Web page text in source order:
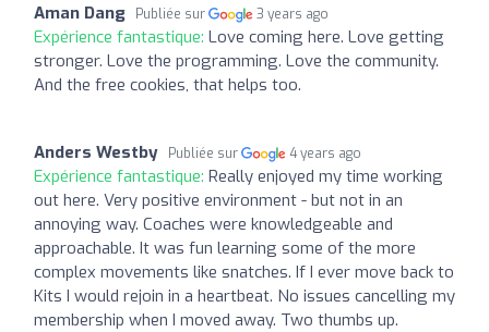
Aman Dang Publiée sur 3 years ago
Expérience fantastique: Love coming here. Love getting
stronger. Love the programming. Love the community.
And the free cookies, that helps too.
Anders Westby Publiée sur 4 years ago
Expérience fantastique: Really enjoyed my time working
out here. Very positive environment - but not in an
annoying way. Coaches were knowledgeable and
approachable. It was fun learning some of the more
complex movements like snatches. If I ever move back to
Kits I would rejoin in a heartbeat. No issues cancelling my
membership when I moved away. Two thumbs up.